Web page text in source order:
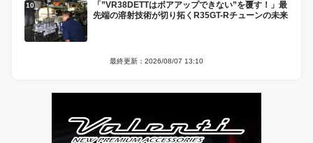
「”VR38DETTはボアアップできない”を覆す！」最
先端の溶射技術が切り拓くR35GT-Rチューンの未来
最終更新：2026/08/07 13:10